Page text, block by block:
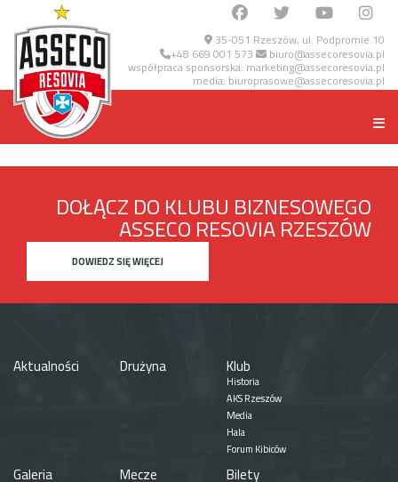
35-051 Rzeszów, ul. Podpromie 10
+48 669 001 573 biuro@assecoresovia.pl
współpraca sponsorska: marketing@assecoresovia.pl
media: biuroprasowe@assecoresovia.pl
DOŁĄCZ DO KLUBU BIZNESOWEGO
ASSECO RESOVIA RZESZÓW
DOWIEDZ SIĘ WIĘCEJ
Aktualności Drużyna Klub
Historia
AKS Rzeszów
Media
Hala
Forum Kibiców
Galeria Mecze Bilety